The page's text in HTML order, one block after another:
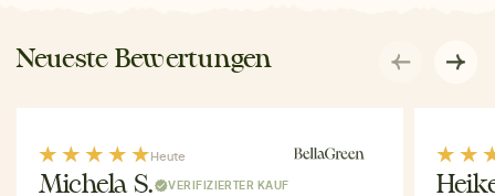
Neueste Bewertungen
Heute
Michela S. VERIFIZIERTER KAUF